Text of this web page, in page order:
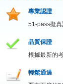
專業認證
51-pass擬真
品質保證
根據最新的
輕鬆通過